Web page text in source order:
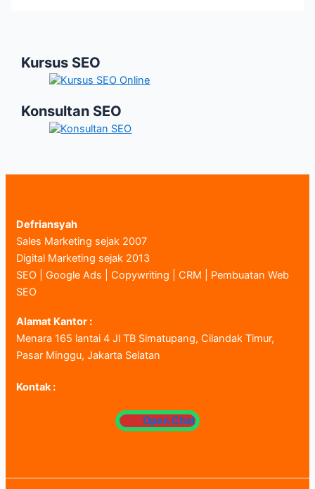
Kursus SEO
Konsultan SEO
Defriansyah
Sales Marketing sejak 2007
Digital Marketing sejak 2013
SEO | Google Ads | Copywriting | CRM | Pembuatan Web
SEO
Alamat Kantor :
Menara 165 lantai 4 Jl TB Simatupang, Cilandak Timur,
Pasar Minggu, Jakarta Selatan
Kontak :
Open Chat